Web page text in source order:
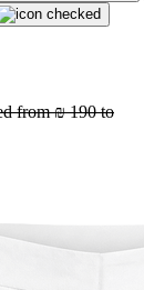
from₪ 190 to